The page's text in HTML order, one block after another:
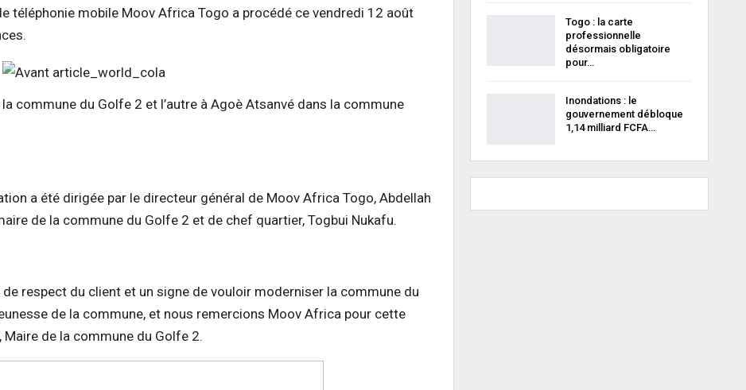
téléphonie mobile Moov Africa Togo a procédé ce vendredi 12 août
commune du Golfe 2 et l’autre à Agoè Atsanvé dans la commune
a été dirigée par le directeur général de Moov Africa Togo, Abdellah
de la commune du Golfe 2 et de chef quartier, Togbui Nukafu.
respect du client et un signe de vouloir moderniser la commune du
de la commune, et nous remercions Moov Africa pour cette
de la commune du Golfe 2.
Togo : la carte
professionnelle
désormais obligatoire
pour…
Inondations : le
gouvernement débloque
1,14 milliard FCFA…